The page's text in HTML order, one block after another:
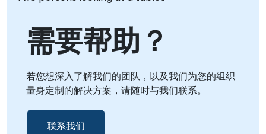
需要帮助？
若您想深入了解我们的团队，以及我们为您的组织
量身定制的解决方案，请随时与我们联系。
联系我们